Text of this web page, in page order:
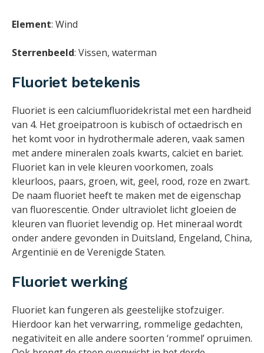
Element: Wind
Sterrenbeeld: Vissen, waterman
Fluoriet betekenis
Fluoriet is een calciumfluoridekristal met een hardheid
van 4. Het groeipatroon is kubisch of octaedrisch en
het komt voor in hydrothermale aderen, vaak samen
met andere mineralen zoals kwarts, calciet en bariet.
Fluoriet kan in vele kleuren voorkomen, zoals
kleurloos, paars, groen, wit, geel, rood, roze en zwart.
De naam fluoriet heeft te maken met de eigenschap
van fluorescentie. Onder ultraviolet licht gloeien de
kleuren van fluoriet levendig op. Het mineraal wordt
onder andere gevonden in Duitsland, Engeland, China,
Argentinië en de Verenigde Staten.
Fluoriet werking
Fluoriet kan fungeren als geestelijke stofzuiger.
Hierdoor kan het verwarring, rommelige gedachten,
negativiteit en alle andere soorten ‘rommel’ opruimen.